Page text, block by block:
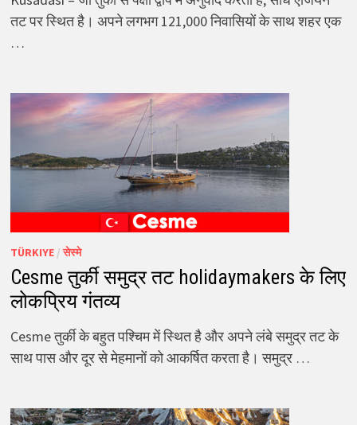
तट पर स्थित है। अपने लगभग 121,000 निवासियों के साथ शहर एक
…
TÜRKIYE/सेस्मे
Cesme तुर्की समुद्र तट holidaymakers के लिए
लोकप्रिय गंतव्य
Cesme तुर्की के बहुत पश्चिम में स्थित है और अपने लंबे समुद्र तट के
साथ पास और दूर से मेहमानों को आकर्षित करता है। समुद्र …